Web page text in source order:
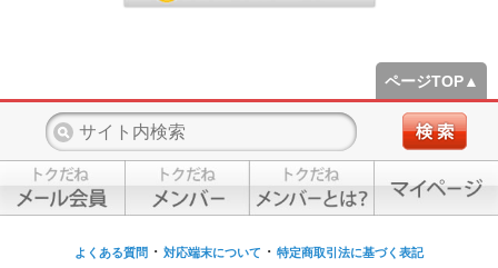
ページTOP▲
よくある質問 ・ 対応端末について ・ 特定商取引法に基づく表記